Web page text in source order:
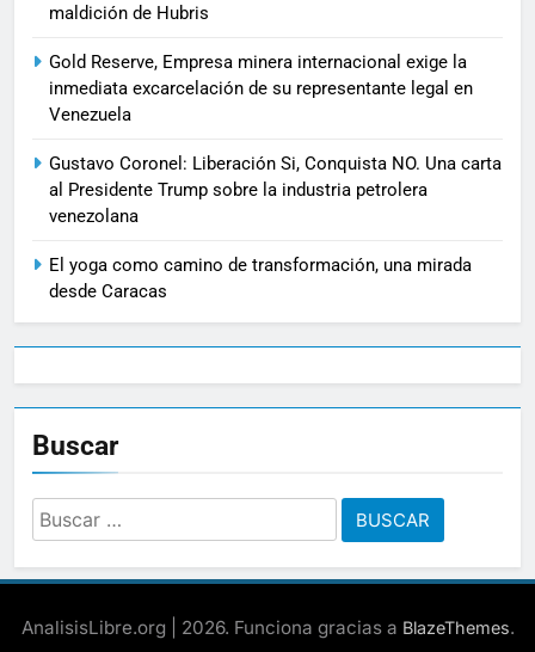
maldición de Hubris
Gold Reserve, Empresa minera internacional exige la
inmediata excarcelación de su representante legal en
Venezuela
Gustavo Coronel: Liberación Si, Conquista NO. Una carta
al Presidente Trump sobre la industria petrolera
venezolana
El yoga como camino de transformación, una mirada
desde Caracas
Buscar
Buscar:
AnalisisLibre.org | 2026. Funciona gracias a BlazeThemes.